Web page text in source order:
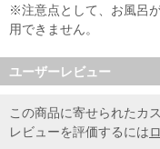
※注意点として、お風呂
用できません。
ユーザーレビュー
この商品に寄せられたカ
レビューを評価するには